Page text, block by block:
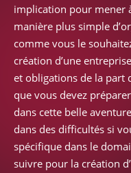
implication pour mener
manière plus simple
comme vous le
création d’une
et obligations de la part
que vous devez
dans cette belle
dans des difficultés si
spécifique dans le
suivre pour la création